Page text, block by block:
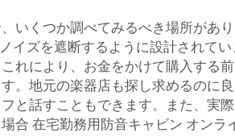
いくつか調べてみるべき場所があ
イズを遮断するように設計されて
れにより、お金をかけて購入する
。地元の楽器店も探し求めるのに
と話すこともできます。また、実
合 在宅勤務用防音キャビン オンラ